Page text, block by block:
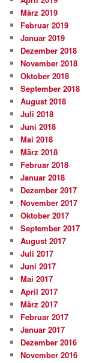
März 2019
Februar 2019
Januar 2019
Dezember 2018
November 2018
Oktober 2018
September 2018
August 2018
Juli 2018
Juni 2018
Mai 2018
März 2018
Februar 2018
Januar 2018
Dezember 2017
November 2017
Oktober 2017
September 2017
August 2017
Juli 2017
Juni 2017
Mai 2017
April 2017
März 2017
Februar 2017
Januar 2017
Dezember 2016
November 2016